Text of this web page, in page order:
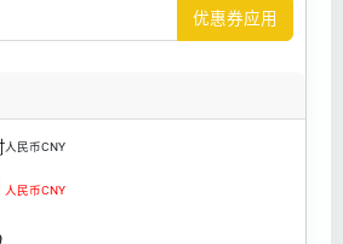
优惠券应用
人民币CNY
人民币CNY